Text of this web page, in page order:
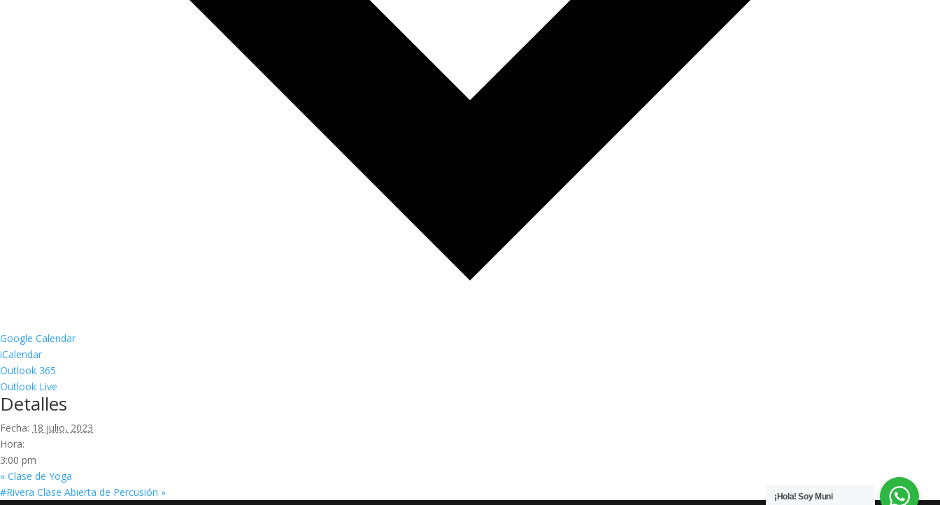
Google Calendar
iCalendar
Outlook 365
Outlook Live
Detalles
Fecha: 18 julio, 2023
Hora:
3:00 pm
« Clase de Yoga
#Rivera Clase Abierta de Percusión » ¡Hola! Soy Muni